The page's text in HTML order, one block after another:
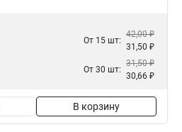
От 15 шт:
42,00 ₽
31,50 ₽
От 30 шт:
31,50 ₽
30,66 ₽
В корзину